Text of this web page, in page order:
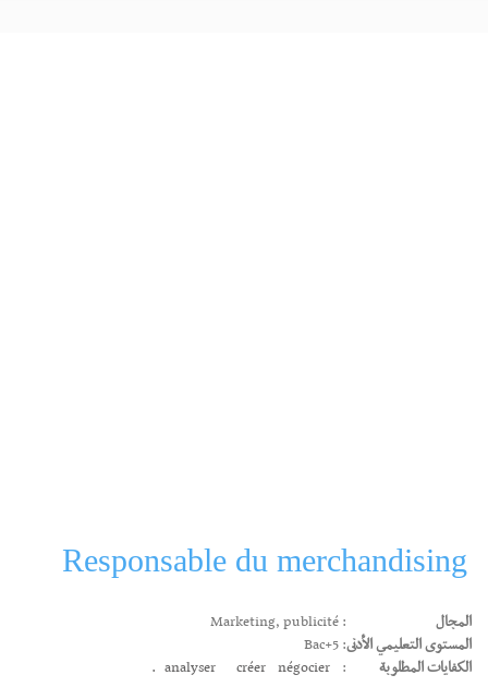
Responsable du merchandising
المجال
: Marketing, publicité
المستوى التعليمي الأدنى: Bac+5
الكفايات المطلوبة
:
analyser créer négocier.